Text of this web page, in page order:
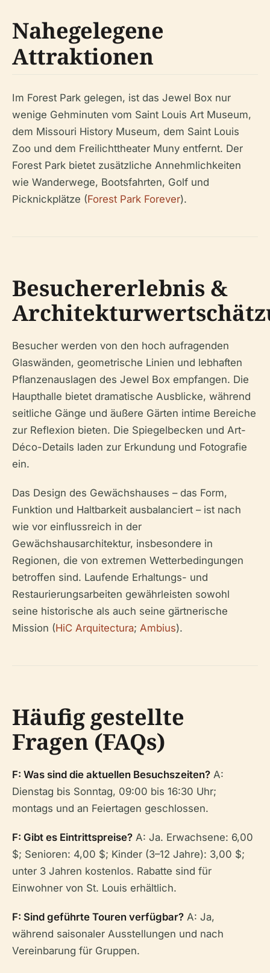
Nahegelegene
Attraktionen
Im Forest Park gelegen, ist das Jewel Box nur
wenige Gehminuten vom Saint Louis Art Museum,
dem Missouri History Museum, dem Saint Louis
Zoo und dem Freilichttheater Muny entfernt. Der
Forest Park bietet zusätzliche Annehmlichkeiten
wie Wanderwege, Bootsfahrten, Golf und
Picknickplätze (Forest Park Forever).
Besuchererlebnis &
Besucher werden von den hoch aufragenden
Glaswänden, geometrische Linien und lebhaften
Pflanzenauslagen des Jewel Box empfangen. Die
Haupthalle bietet dramatische Ausblicke, während
seitliche Gänge und äußere Gärten intime Bereiche
zur Reflexion bieten. Die Spiegelbecken und Art-
Déco-Details laden zur Erkundung und Fotografie
ein.
Das Design des Gewächshauses – das Form,
Funktion und Haltbarkeit ausbalanciert – ist nach
wie vor einflussreich in der
Gewächshausarchitektur, insbesondere in
Regionen, die von extremen Wetterbedingungen
betroffen sind. Laufende Erhaltungs- und
Restaurierungsarbeiten gewährleisten sowohl
seine historische als auch seine gärtnerische
Mission (HiC Arquitectura; Ambius).
Häufig gestellte
Fragen (FAQs)
F: Was sind die aktuellen Besuchszeiten? A:
Dienstag bis Sonntag, 09:00 bis 16:30 Uhr;
montags und an Feiertagen geschlossen.
F: Gibt es Eintrittspreise? A: Ja. Erwachsene: 6,00
$; Senioren: 4,00 $; Kinder (3–12 Jahre): 3,00 $;
unter 3 Jahren kostenlos. Rabatte sind für
Einwohner von St. Louis erhältlich.
F: Sind geführte Touren verfügbar? A: Ja,
während saisonaler Ausstellungen und nach
Vereinbarung für Gruppen.